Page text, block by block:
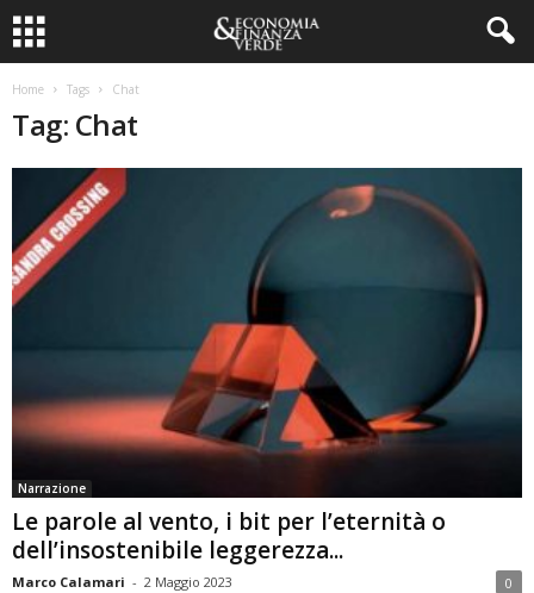
Home Tags Chat
Tag: Chat
Narrazione
Le parole al vento, i bit per l’eternità o
dell’insostenibile leggerezza...
Marco Calamari - 2 Maggio 2023 0